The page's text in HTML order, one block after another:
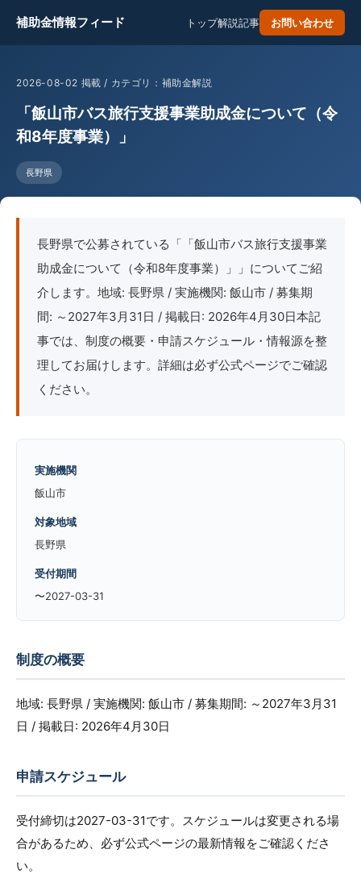
補助金情報フィード トップ解説記事 お問い合わせ
2026-08-02 掲載 / カテゴリ：補助金解説
「飯山市バス旅行支援事業助成金について（令
和8年度事業）」
長野県
長野県で公募されている「「飯山市バス旅行支援事業
助成金について（令和8年度事業）」」についてご紹
介します。地域: 長野県 / 実施機関: 飯山市 / 募集期
間: ～2027年3月31日 / 掲載日: 2026年4月30日本記
事では、制度の概要・申請スケジュール・情報源を整
理してお届けします。詳細は必ず公式ページでご確認
ください。
実施機関
飯山市
対象地域
長野県
受付期間
〜2027-03-31
制度の概要
地域: 長野県 / 実施機関: 飯山市 / 募集期間: ～2027年3月31
日 / 掲載日: 2026年4月30日
申請スケジュール
受付締切は2027-03-31です。スケジュールは変更される場
合があるため、必ず公式ページの最新情報をご確認くださ
い。